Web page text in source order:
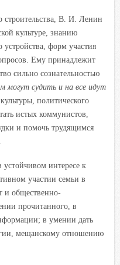
строительства, В. И. Ленин
культуре, знанию
устройства, форм участия
Ему принадлежит
сильно сознательностью
могут судить и на все идут
политического
истых коммунистов,
и помочь трудящимся
устойчивом интересе к
участии семьи в
и общественно-
прочитанного, в
в умении дать
мещанскому отношению